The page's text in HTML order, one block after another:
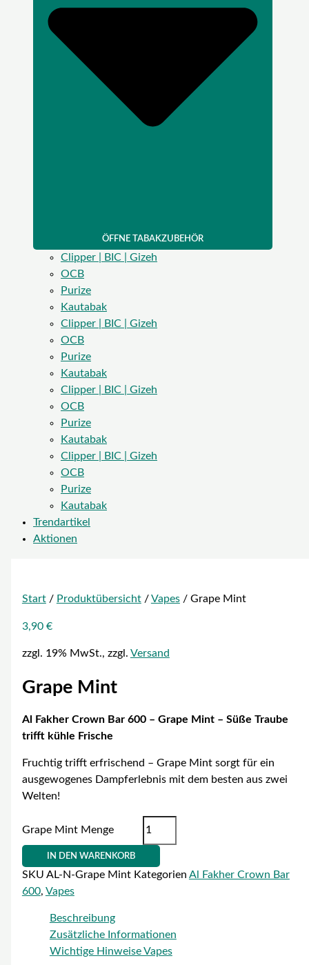
ÖFFNE TABAKZUBEHÖR
Clipper | BIC | Gizeh
OCB
Purize
Kautabak
Clipper | BIC | Gizeh
OCB
Purize
Kautabak
Clipper | BIC | Gizeh
OCB
Purize
Kautabak
Clipper | BIC | Gizeh
OCB
Purize
Kautabak
Trendartikel
Aktionen
Start/ Produktübersicht/ Vapes/ Grape Mint
3,90 €
zzgl. 19% MwSt., zzgl. Versand
Grape Mint
Al Fakher Crown Bar 600 – Grape Mint – Süße Traube
trifft kühle Frische
Fruchtig trifft erfrischend – Grape Mint sorgt für ein
ausgewogenes Dampferlebnis mit dem besten aus zwei
Welten!
Grape Mint Menge
IN DEN WARENKORB
SKU AL-N-Grape Mint Kategorien Al Fakher Crown Bar
600, Vapes
Beschreibung
Zusätzliche Informationen
Wichtige Hinweise Vapes